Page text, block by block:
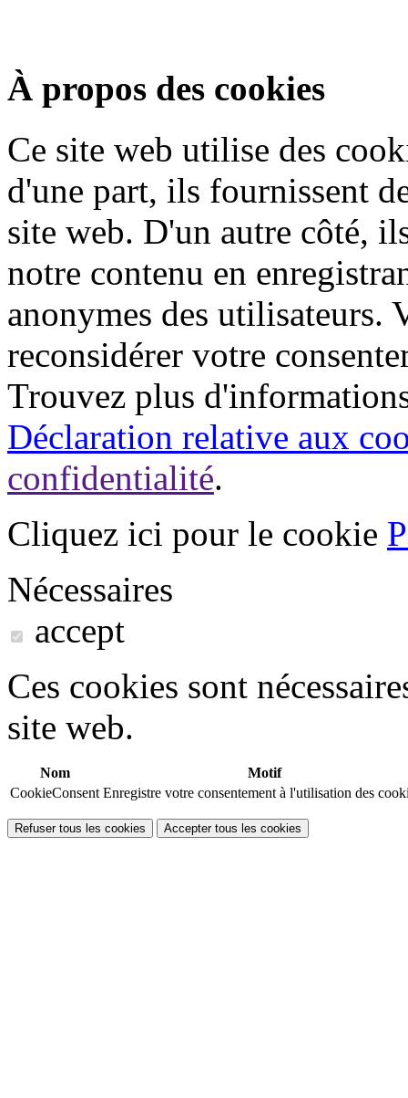
À propos des cookies
Ce site web utilise des
d'une part, ils fournissent
site web. D'un autre côté,
notre contenu en
anonymes des utilisateurs.
reconsidérer votre
Trouvez plus
Déclaration relative aux
confidentialité.
Cliquez ici pour le cookie
Nécessaires
accept
Ces cookies sont
site web.
Nom
Motif
CookieConsent Enregistre votre consentement à l'utilisation des
Refuser tous les cookies Accepter tous les cookies